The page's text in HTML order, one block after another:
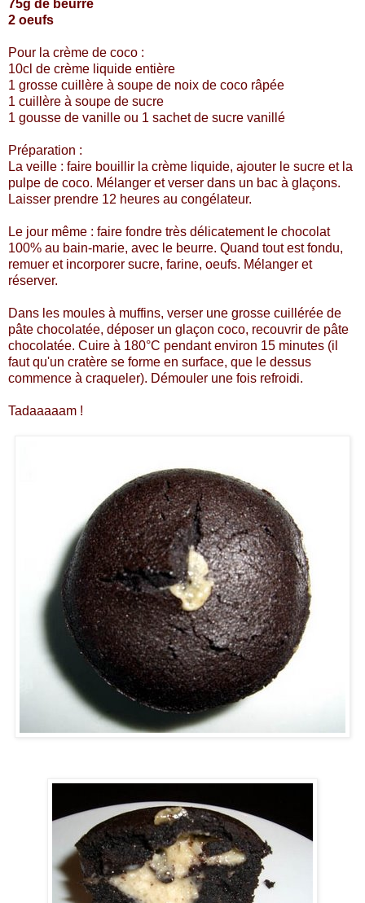
75g de beurre
2 oeufs
Pour la crème de coco :
10cl de crème liquide entière
1 grosse cuillère à soupe de noix de coco râpée
1 cuillère à soupe de sucre
1 gousse de vanille ou 1 sachet de sucre vanillé
Préparation :
La veille : faire bouillir la crème liquide, ajouter le sucre et la
pulpe de coco. Mélanger et verser dans un bac à glaçons.
Laisser prendre 12 heures au congélateur.
Le jour même : faire fondre très délicatement le chocolat
100% au bain-marie, avec le beurre. Quand tout est fondu,
remuer et incorporer sucre, farine, oeufs. Mélanger et
réserver.
Dans les moules à muffins, verser une grosse cuillérée de
pâte chocolatée, déposer un glaçon coco, recouvrir de pâte
chocolatée. Cuire à 180°C pendant environ 15 minutes (il
faut qu'un cratère se forme en surface, que le dessus
commence à craqueler). Démouler une fois refroidi.
Tadaaaaam !